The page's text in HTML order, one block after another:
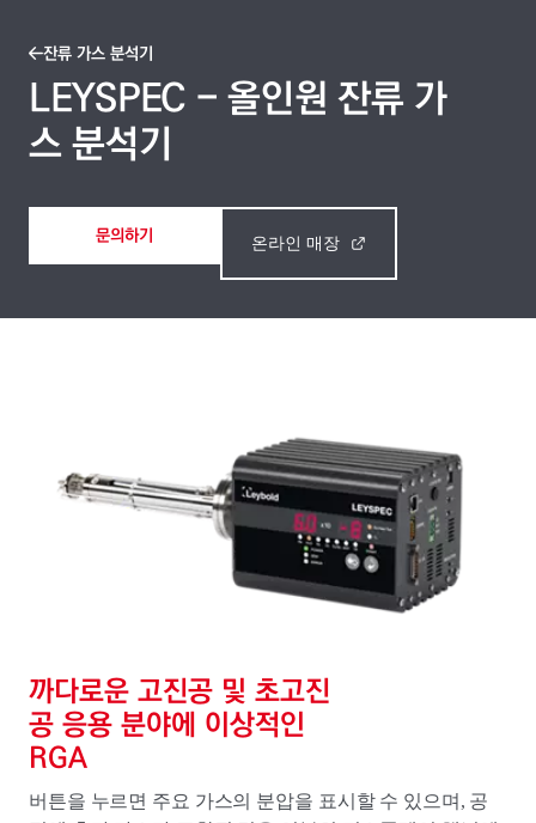
잔류 가스 분석기
LEYSPEC - 올인원 잔류 가
스 분석기
문의하기 온라인 매장
까다로운 고진공 및 초고진
공 응용 분야에 이상적인
RGA
버튼을 누르면 주요 가스의 분압을 표시할 수 있으며, 공